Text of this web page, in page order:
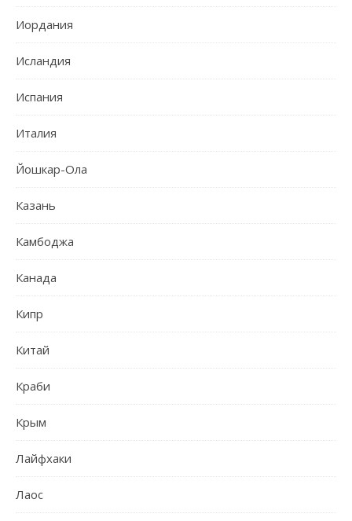
Иордания
Исландия
Испания
Италия
Йошкар-Ола
Казань
Камбоджа
Канада
Кипр
Китай
Краби
Крым
Лайфхаки
Лаос